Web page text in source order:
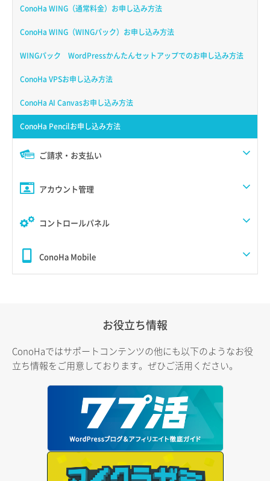
ConoHa WING（通常料金）お申し込み方法
ConoHa WING（WINGパック）お申し込み方法
WINGパック WordPressかんたんセットアップでのお申し込み方法
ConoHa VPSお申し込み方法
ConoHa AI Canvasお申し込み方法
ConoHa Pencilお申し込み方法
ご請求・お支払い
アカウント管理
コントロールパネル
ConoHa Mobile
お役立ち情報
ConoHaではサポートコンテンツの他にも以下のようなお役
立ち情報をご用意しております。ぜひご活用ください。